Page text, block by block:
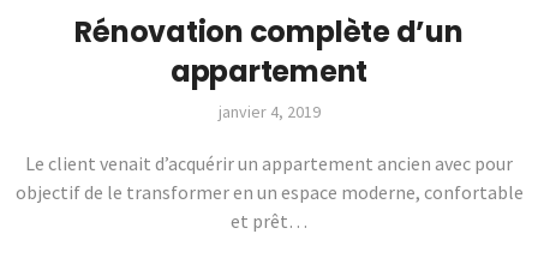
Rénovation complète d’un
appartement
janvier 4, 2019
Le client venait d’acquérir un appartement ancien avec pour
objectif de le transformer en un espace moderne, confortable
et prêt…